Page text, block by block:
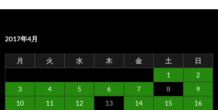
2017年4月
月 火 水 木 金 土
日
1
2
3
4 5 6 7 8
9
10
11 12 13 14 15
16